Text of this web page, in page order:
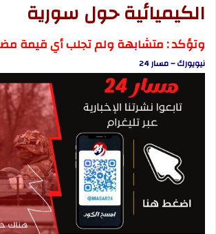
ا
الكيميائية حول سورية
وتؤكد : متشابهة ولم تجلب أي قيمة
نيويورك – مسار 24